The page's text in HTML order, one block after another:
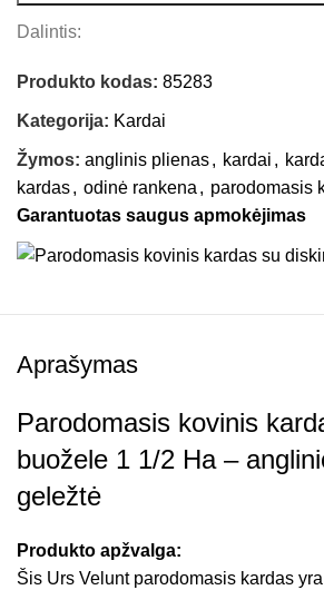
Dalintis:
Produkto kodas:85283
Kategorija: Kardai
Žymos: anglinis plienas, kardai ,
kardas, odinė rankena , parodomasis
Garantuotas saugus apmokėjimas
Aprašymas
Parodomasis kovinis
buožele 1 1/2 Ha –
geležtė
Produkto apžvalga:
Šis Urs Velunt parodomasis kardas